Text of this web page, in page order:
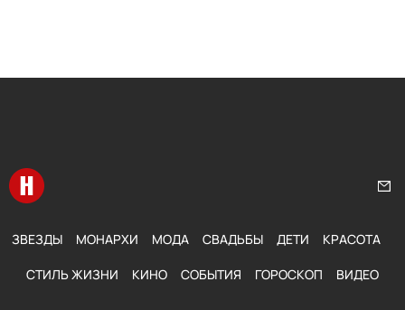
Перейти на главную
ЗВЕЗДЫ МОНАРХИ МОДА СВАДЬБЫ ДЕТИ КРАСОТА
СТИЛЬ ЖИЗНИ КИНО СОБЫТИЯ ГОРОСКОП ВИДЕО